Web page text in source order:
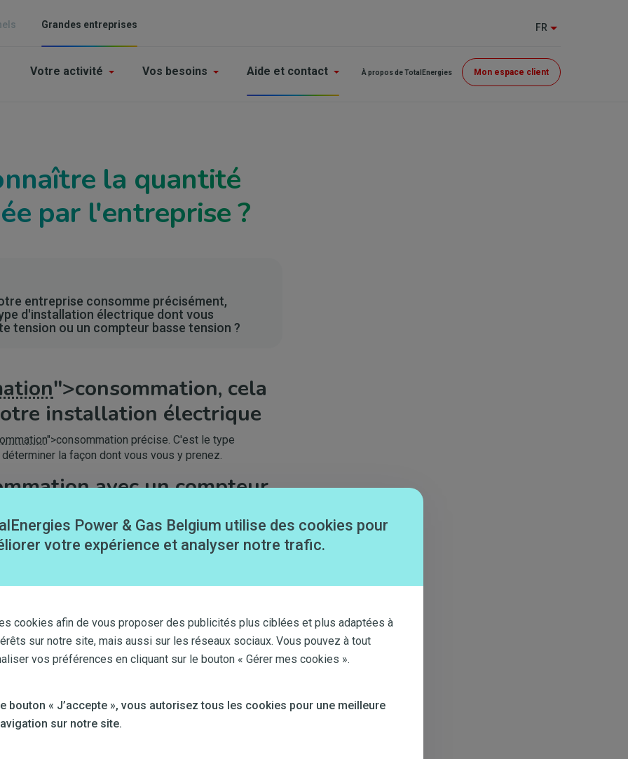
Grandes entreprises FR
Main
enterprises
Votre activité Vos besoins Aide et contact
Menu
À propos de TotalEnergies Mon espace client
la quantité
par l'entreprise ?
entreprise consomme précisément,
d'installation électrique dont vous
tension ou un compteur basse tension ?
">consommation, cela
installation électrique
">consommation précise. C'est le type
la façon dont vous vous y prenez.
avec un compteur
? Dans ce cas, vous avez deux options.
Votre facture est donc calculée sur la base de la
avec un compteur
votreconsommation ">consommation sur votre
communiquer de données plus précises que celles
Power & Gas Belgium utilise des cookies pour
votre expérience et analyser notre trafic.
cookies afin de vous proposer des publicités plus ciblées et plus adaptées à
sur notre site, mais aussi sur les réseaux sociaux. Vous pouvez à tout
vos préférences en cliquant sur le bouton « Gérer mes cookies ».
bouton « J’accepte », vous autorisez tous les cookies pour une meilleure
sur notre site.